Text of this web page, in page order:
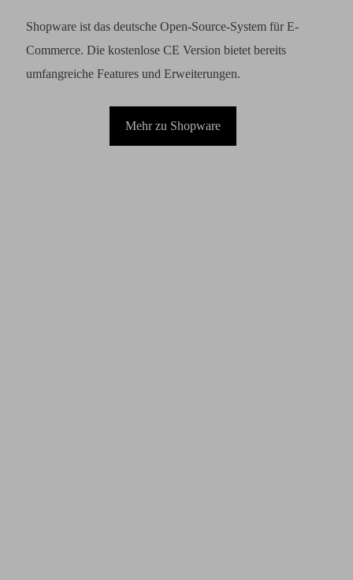
Shopware ist das deutsche Open-Source-System für E-
Commerce. Die kostenlose CE Version bietet bereits
umfangreiche Features und Erweiterungen.
Mehr zu Shopware